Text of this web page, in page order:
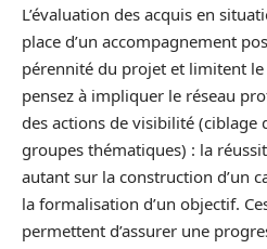
L’évaluation des acquis en
place d’un accompagnement
pérennité du projet et limitent le
pensez à impliquer le réseau
des actions de visibilité (ciblage
groupes thématiques) : la
autant sur la construction d’un
la formalisation d’un objectif.
permettent d’assurer une